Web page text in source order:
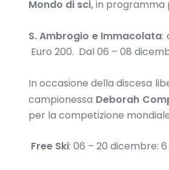
Mondo di sci,in programma
S. Ambrogio e Immacolata:
Euro 200. Dal 06 – 08
In occasione della discesa
campionessa Deborah
per la competizione
Free Ski: 06 – 20 dicembre: